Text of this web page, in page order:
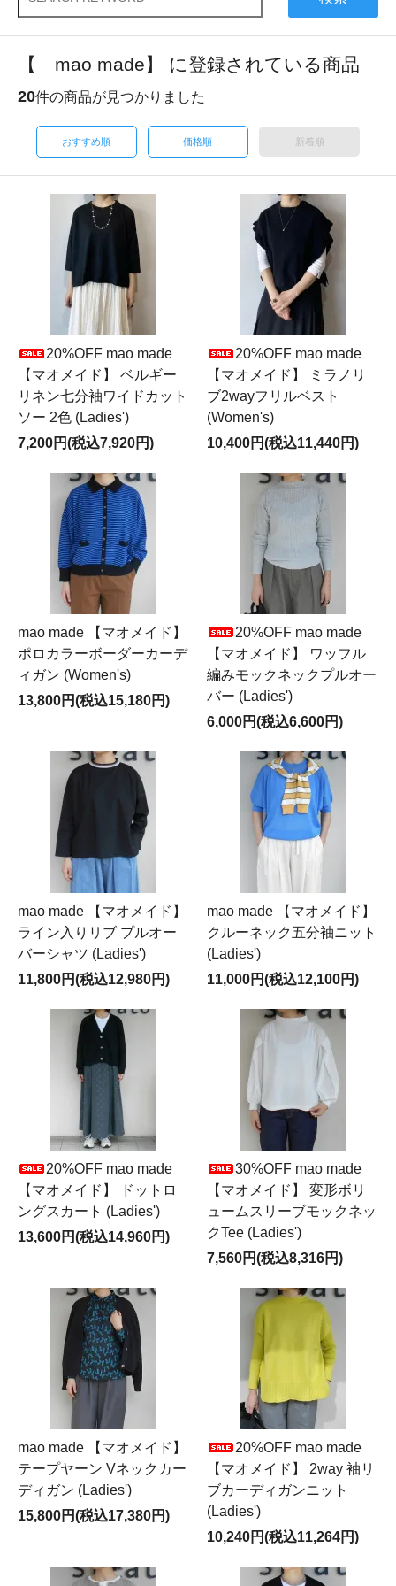
【 mao made】 に登録されている商品
20件の商品が見つかりました
おすすめ順 価格順 新着順
20%OFF mao made
【マオメイド】 ベルギー
リネン七分袖ワイドカット
ソー 2色 (Ladies')
7,200円(税込7,920円)
20%OFF mao made
【マオメイド】 ミラノリ
ブ2wayフリルベスト
(Women's)
10,400円(税込11,440円)
mao made 【マオメイド】
ポロカラーボーダーカーデ
ィガン (Women's)
13,800円(税込15,180円)
20%OFF mao made
【マオメイド】 ワッフル
編みモックネックプルオー
バー (Ladies')
6,000円(税込6,600円)
mao made 【マオメイド】
ライン入りリブ プルオー
バーシャツ (Ladies')
11,800円(税込12,980円)
mao made 【マオメイド】
クルーネック五分袖ニット
(Ladies')
11,000円(税込12,100円)
20%OFF mao made
【マオメイド】 ドットロ
ングスカート (Ladies')
13,600円(税込14,960円)
30%OFF mao made
【マオメイド】 変形ボリ
ュームスリーブモックネッ
クTee (Ladies')
7,560円(税込8,316円)
mao made 【マオメイド】
テープヤーン Vネックカー
ディガン (Ladies')
15,800円(税込17,380円)
20%OFF mao made
【マオメイド】 2way 袖リ
ブカーディガンニット
(Ladies')
10,240円(税込11,264円)